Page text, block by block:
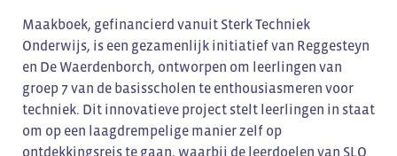
Maakboek, gefinancierd vanuit Sterk Techniek
Onderwijs, is een gezamenlijk initiatief van Reggesteyn
en De Waerdenborch, ontworpen om leerlingen van
groep 7 van de basisscholen te enthousiasmeren voor
techniek. Dit innovatieve project stelt leerlingen in staat
om op een laagdrempelige manier zelf op
ontdekkingsreis te gaan, waarbij de leerdoelen van SLO